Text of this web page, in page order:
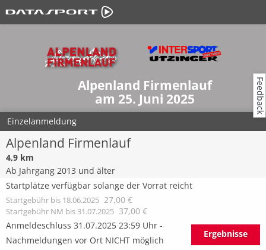
Alpenland Firmenlauf
am 25. Juni 2025
Einzelanmeldung
Alpenland Firmenlauf
4,9 km
Ab Jahrgang 2013 und älter
Startplätze verfügbar solange der Vorrat reicht
Startgebühr bis 18.06.2025 27,00 €
Startgebühr NM bis 31.07.2025 37,00 €
Anmeldeschluss 31.07.2025 23:59 Uhr -
Nachmeldungen vor Ort NICHT möglich
Ergebnisse
Feedback